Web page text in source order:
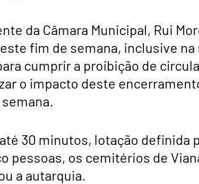
da Câmara Municipal, Rui
fim de semana, inclusive
cumprir a proibição de
o impacto deste
30 minutos, lotação definida
pessoas, os cemitérios de
a autarquia.